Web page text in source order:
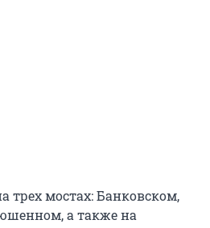
трех мостах: Банковском,
а также на